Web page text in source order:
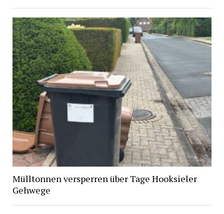
Mülltonnen versperren über Tage Hooksieler
Gehwege